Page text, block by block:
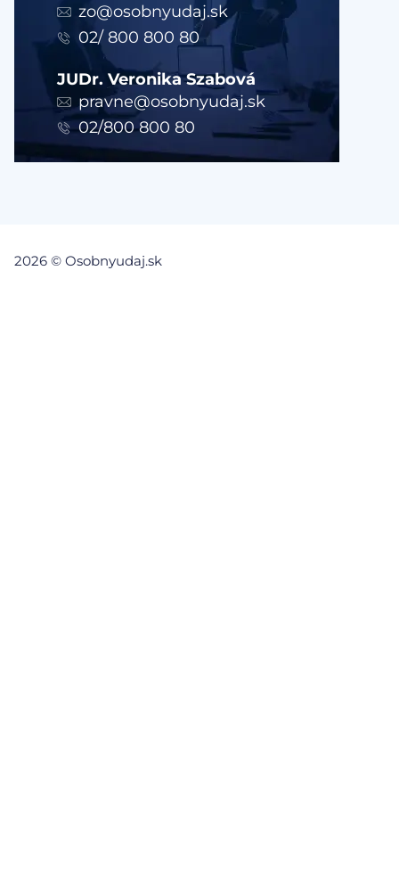
zo@osobnyudaj.sk
02/ 800 800 80
JUDr. Veronika Szabová
pravne@osobnyudaj.sk
02/800 800 80
2026 © Osobnyudaj.sk